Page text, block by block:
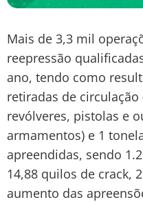
Mais de 3,3 mil
reepressão
ano, tendo como
retiradas de
revólveres, pistolas e
armamentos) e 1
apreendidas, sendo
14,88 quilos de crack,
aumento das